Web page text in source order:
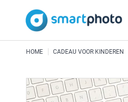
HOME CADEAU VOOR KINDEREN